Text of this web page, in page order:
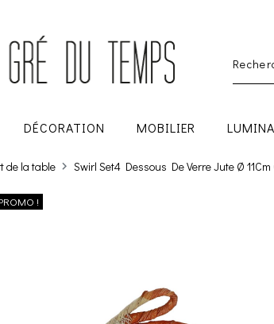
DÉCORATION MOBILIER
de la table Swirl Set4 Dessous De Verre Jute Ø
!